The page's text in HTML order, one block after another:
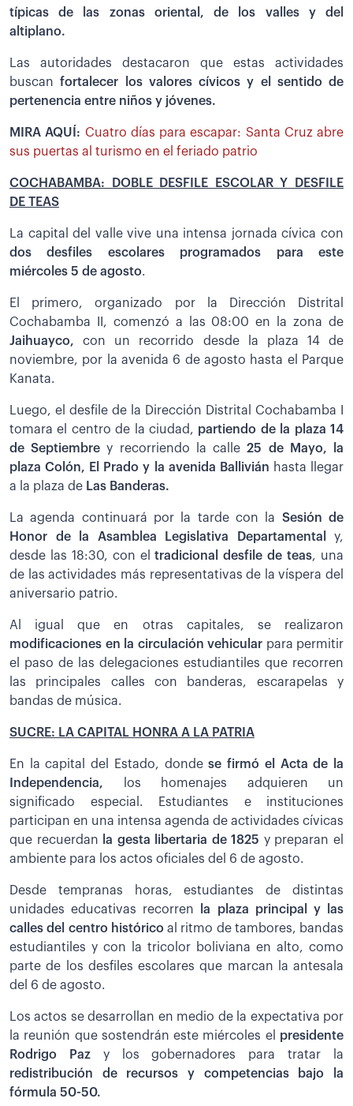
típicas de las zonas oriental, de los valles y del
altiplano.
Las autoridades destacaron que estas actividades
buscanfortalecer los valores cívicos y el sentido de
pertenencia entre niños y jóvenes.
MIRA AQUÍ: Cuatro días para escapar: Santa Cruz abre
sus puertas al turismo en el feriado patrio
COCHABAMBA: DOBLE DESFILE ESCOLAR Y DESFILE
DE TEAS
La capital del valle vive una intensa jornada cívica con
dos desfiles escolares programados para este
miércoles 5 de agosto.
El primero, organizado por la Dirección Distrital
Cochabamba II, comenzó a las 08:00 en la zona de
Jaihuayco, con un recorrido desde la plaza 14 de
noviembre, por la avenida 6 de agosto hasta el Parque
Kanata.
Luego, el desfile de la Dirección Distrital Cochabamba I
tomara el centro de la ciudad, partiendo de la plaza 14
de Septiembre y recorriendo la calle25 de Mayo, la
plaza Colón, El Prado y la avenida Ballivián hasta llegar
a la plaza de Las Banderas.
La agenda continuará por la tarde con la Sesión de
Honor de la Asamblea Legislativa Departamental
y,
desde las 18:30, con eltradicional desfile de teas, una
de las actividades más representativas de la víspera del
aniversario patrio.
Al igual que en otras capitales, se realizaron
modificaciones en la circulación vehicular para permitir
el paso de las delegaciones estudiantiles que recorren
las principales calles con banderas, escarapelas y
bandas de música.
SUCRE: LA CAPITAL HONRA A LA PATRIA
En la capital del Estado, dondese firmó el Acta de la
Independencia, los homenajes adquieren un
significado especial. Estudiantes e instituciones
participan en una intensa agenda de actividades cívicas
que recuerdan
la gesta libertaria de 1825 y preparan el
ambiente para los actos oficiales del 6 de agosto.
Desde tempranas horas, estudiantes de distintas
unidades educativas recorren la plaza principal y las
calles del centro históricoal ritmo de tambores, bandas
estudiantiles y con la tricolor boliviana en alto, como
parte de los desfiles escolares que marcan la antesala
del 6 de agosto.
Los actos se desarrollan en medio de la expectativa por
la reunión que sostendrán este miércoles el presidente
Rodrigo Pazy los gobernadores para tratar la
redistribución de recursos y competencias bajo la
fórmula 50-50.